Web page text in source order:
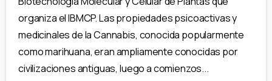
organiza el IBMCP. Las propiedades psicoactivas y
medicinales de la Cannabis, conocida popularmente
como marihuana, eran ampliamente conocidas por
civilizaciones antiguas, luego a comienzos...